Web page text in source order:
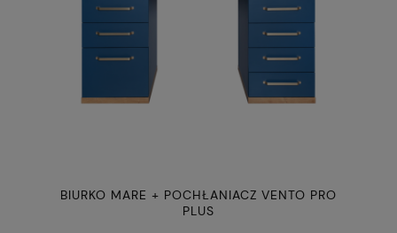
BIURKO MARE + POCHŁANIACZ VENTO PRO
PLUS